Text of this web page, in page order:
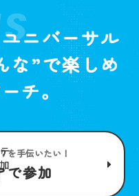
ニバーサル
な”で楽しめ
チ。
を手伝いたい！
で参加